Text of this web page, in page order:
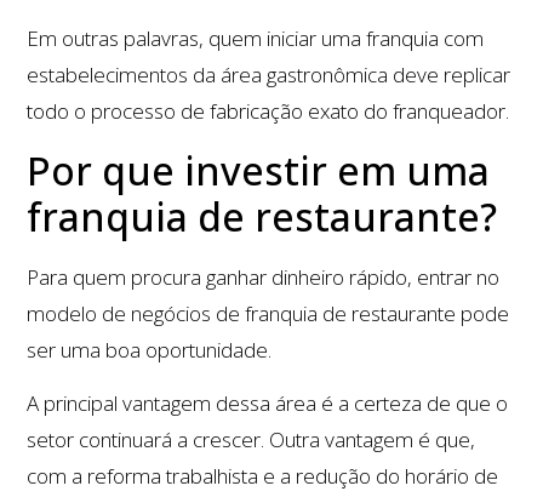
Em outras palavras, quem iniciar uma franquia com
estabelecimentos da área gastronômica deve replicar
todo o processo de fabricação exato do franqueador.
Por que investir em uma
franquia de restaurante?
Para quem procura ganhar dinheiro rápido, entrar no
modelo de negócios de franquia de restaurante pode
ser uma boa oportunidade.
A principal vantagem dessa área é a certeza de que o
setor continuará a crescer. Outra vantagem é que,
com a reforma trabalhista e a redução do horário de